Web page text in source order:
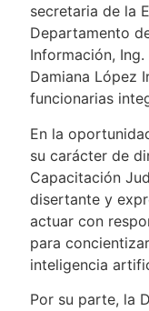
secretaria de la
Departamento
Información,
Damiana López
funcionarias
En la
su carácter de
Capacitación
disertante y
actuar con
para
inteligencia
Por su parte, la